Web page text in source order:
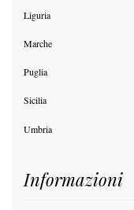
Liguria
Marche
Puglia
Sicilia
Umbria
Informazioni